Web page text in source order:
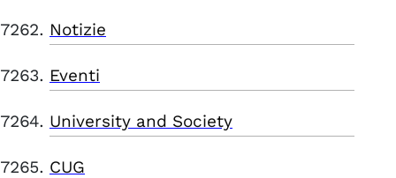
Notizie
Eventi
University and Society
CUG